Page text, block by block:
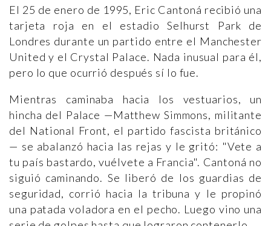
El 25 de enero de 1995, Eric Cantoná recibió una
tarjeta roja en el estadio Selhurst Park de
Londres durante un partido entre el Manchester
United y el Crystal Palace. Nada inusual para él,
pero lo que ocurrió después sí lo fue.
Mientras caminaba hacia los vestuarios, un
hincha del Palace —Matthew Simmons, militante
del National Front, el partido fascista británico
— se abalanzó hacia las rejas y le gritó: "Vete a
tu país bastardo, vuélvete a Francia". Cantoná no
siguió caminando. Se liberó de los guardias de
seguridad, corrió hacia la tribuna y le propinó
una patada voladora en el pecho. Luego vino una